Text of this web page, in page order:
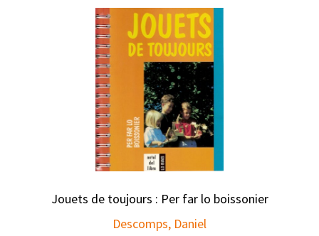
Jouets de toujours : Per far lo boissonier
Descomps, Daniel